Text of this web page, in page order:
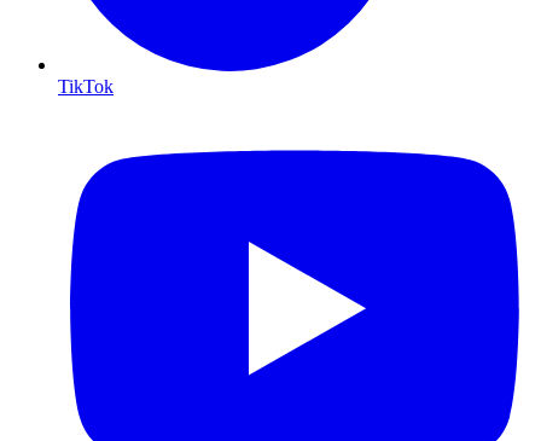
TikTok